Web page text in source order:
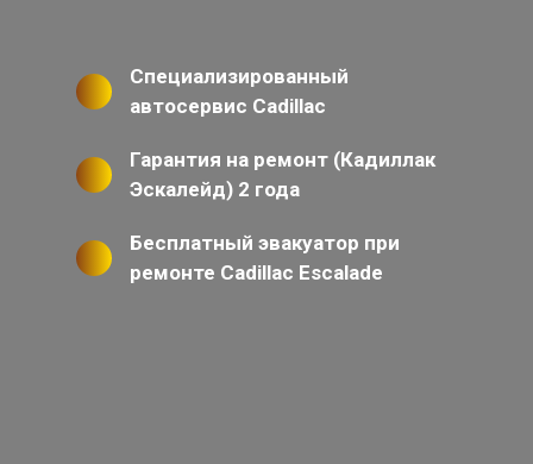
Специализированный
автосервис Cadillac
Гарантия на ремонт (Кадиллак
Эскалейд) 2 года
Бесплатный эвакуатор при
ремонте Cadillac Escalade